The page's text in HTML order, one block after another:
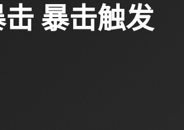
暴击触发